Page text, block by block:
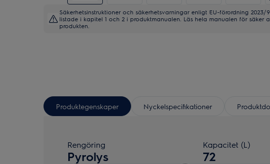
Säkerhetsinstruktioner och säkerhetsvarningar enligt EU-förordning 2023/
listade i kapitel 1 och 2 i produktmanualen. Läs hela manualen för säker
produkten.
Produktegenskaper Nyckelspecifikationer
Rengöring
Pyrolys
Kapacitet (L)
72